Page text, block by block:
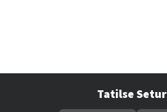
Tatilse Setur